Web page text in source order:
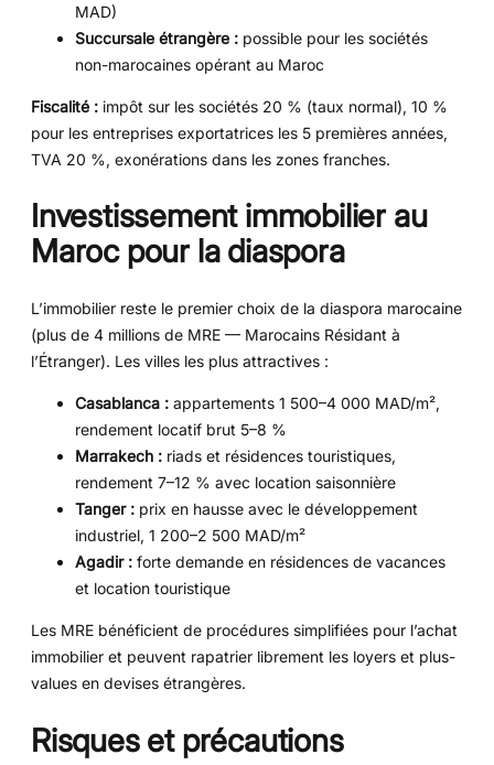
MAD)
Succursale étrangère : possible pour les sociétés
non-marocaines opérant au Maroc
Fiscalité : impôt sur les sociétés 20 % (taux normal), 10 %
pour les entreprises exportatrices les 5 premières années,
TVA 20 %, exonérations dans les zones franches.
Investissement immobilier au
Maroc pour la diaspora
L’immobilier reste le premier choix de la diaspora marocaine
(plus de 4 millions de MRE — Marocains Résidant à
l’Étranger). Les villes les plus attractives :
Casablanca : appartements 1 500–4 000 MAD/m²,
rendement locatif brut 5–8 %
Marrakech : riads et résidences touristiques,
rendement 7–12 % avec location saisonnière
Tanger : prix en hausse avec le développement
industriel, 1 200–2 500 MAD/m²
Agadir : forte demande en résidences de vacances
et location touristique
Les MRE bénéficient de procédures simplifiées pour l’achat
immobilier et peuvent rapatrier librement les loyers et plus-
values en devises étrangères.
Risques et précautions